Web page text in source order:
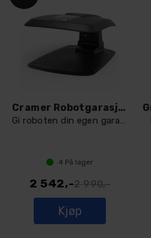
Cramer Robotgarasje RLM1HOC
Gi roboten din egen garasje
4 På lager
2 542,-2 990,-
Kjøp